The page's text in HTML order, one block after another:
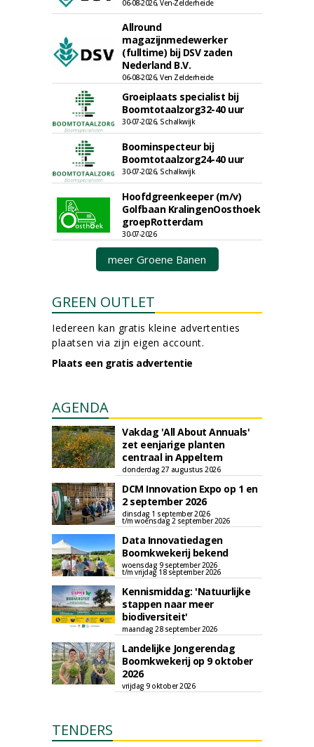
06-08-2026, Ven-Zelderheide
Allround
magazijnmedewerker
(fulltime) bij DSV zaden
Nederland B.V.
06-08-2026, Ven Zelderheide
Groeiplaats specialist bij
Boomtotaalzorg32-40 uur
30-07-2026, Schalkwijk
Boominspecteur bij
Boomtotaalzorg24-40 uur
30-07-2026, Schalkwijk
Hoofdgreenkeeper (m/v)
Golfbaan KralingenOosthoek
groepRotterdam
30-07-2026
meer Groene Banen
GREEN OUTLET
Iedereen kan gratis kleine advertenties
plaatsen via zijn eigen account.
Plaats een gratis advertentie
AGENDA
Vakdag 'All About Annuals'
zet eenjarige planten
centraal in Appeltern
donderdag 27 augustus 2026
DCM Innovation Expo op 1 en
2 september 2026
dinsdag 1 september 2026
t/m woensdag 2 september 2026
Data Innovatiedagen
Boomkwekerij bekend
woensdag 9 september 2026
t/m vrijdag 18 september 2026
Kennismiddag: 'Natuurlijke
stappen naar meer
biodiversiteit'
maandag 28 september 2026
Landelijke Jongerendag
Boomkwekerij op 9 oktober
2026
vrijdag 9 oktober 2026
TENDERS